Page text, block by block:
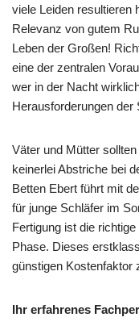
viele Leiden resultieren
Relevanz von gutem
Leben der Großen!
eine der zentralen
wer in der Nacht
Herausforderungen der
Väter und Mütter
keinerlei Abstriche bei
Betten Ebert führt mit
für junge Schläfer im
Fertigung ist die
Phase. Dieses
günstigen Kostenfaktor
Ihr erfahrenes